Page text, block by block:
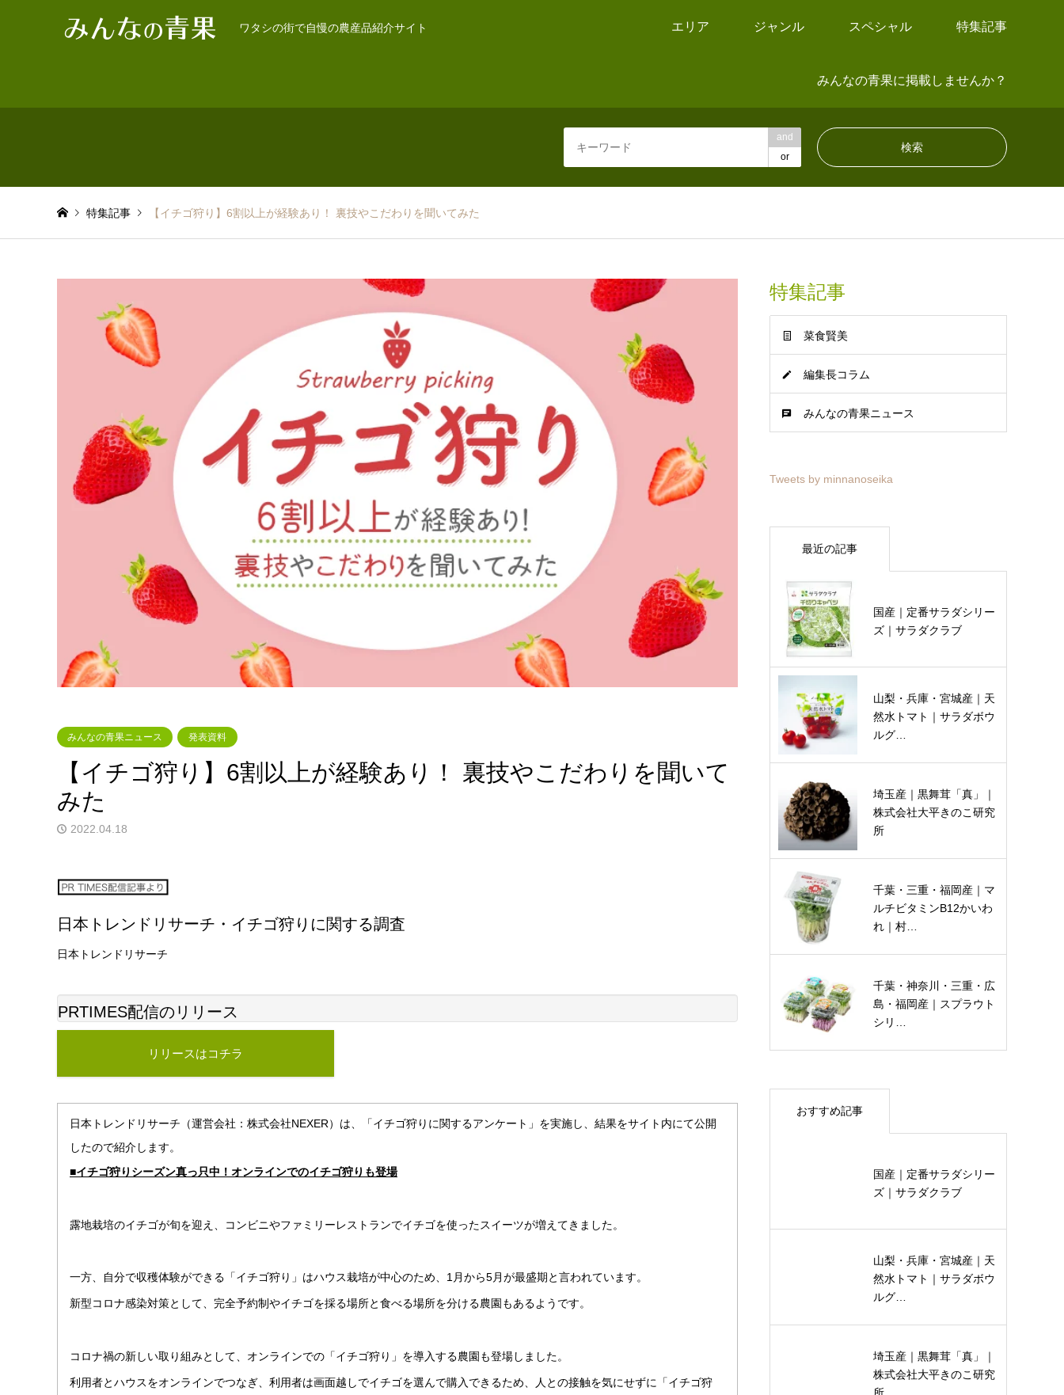
ワタシの街で自慢の農産品紹介サイト エリア ジャンル スペシャル 特集記事
みんなの青果に掲載しませんか？
and
or
特集記事 【イチゴ狩り】6割以上が経験あり！ 裏技やこだわりを聞いてみた
みんなの青果ニュース 発表資料
【イチゴ狩り】6割以上が経験あり！ 裏技やこだわりを聞いて
みた
2022.04.18
日本トレンドリサーチ・イチゴ狩りに関する調査
日本トレンドリサーチ
PRTIMES配信のリリース
リリースはコチラ
日本トレンドリサーチ（運営会社：株式会社NEXER）は、「イチゴ狩りに関するアンケート」を実施し、結果をサイト内にて公開
したので紹介します。
■イチゴ狩りシーズン真っ只中！オンラインでのイチゴ狩りも登場
露地栽培のイチゴが旬を迎え、コンビニやファミリーレストランでイチゴを使ったスイーツが増えてきました。
一方、自分で収穫体験ができる「イチゴ狩り」はハウス栽培が中心のため、1月から5月が最盛期と言われています。
新型コロナ感染対策として、完全予約制やイチゴを採る場所と食べる場所を分ける農園もあるようです。
コロナ禍の新しい取り組みとして、オンラインでの「イチゴ狩り」を導入する農園も登場しました。
利用者とハウスをオンラインでつなぎ、利用者は画面越しでイチゴを選んで購入できるため、人との接触を気にせずに「イチゴ狩
特集記事
菜食賢美
編集長コラム
みんなの青果ニュース
Tweets by minnanoseika
最近の記事
国産｜定番サラダシリー
ズ｜サラダクラブ
山梨・兵庫・宮城産｜天
然水トマト｜サラダボウ
ルグ…
埼玉産｜黒舞茸「真」｜
株式会社大平きのこ研究
所
千葉・三重・福岡産｜マ
ルチビタミンB12かいわ
れ｜村…
千葉・神奈川・三重・広
島・福岡産｜スプラウト
シリ…
おすすめ記事
国産｜定番サラダシリー
ズ｜サラダクラブ
山梨・兵庫・宮城産｜天
然水トマト｜サラダボウ
ルグ…
埼玉産｜黒舞茸「真」｜
株式会社大平きのこ研究